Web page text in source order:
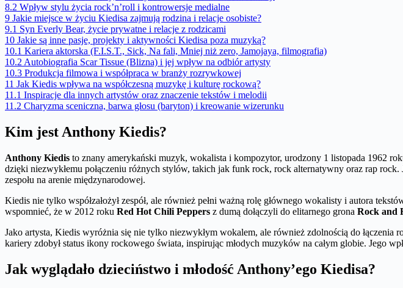
8.2 Wpływ stylu życia rock’n’roll i kontrowersje medialne
9 Jakie miejsce w życiu Kiedisa zajmują rodzina i relacje osobiste?
9.1 Syn Everly Bear, życie prywatne i relacje z rodzicami
10 Jakie są inne pasje, projekty i aktywności Kiedisa poza muzyką?
10.1 Kariera aktorska (F.I.S.T., Sick, Na fali, Mniej niż zero, Jamojaya, filmografia)
10.2 Autobiografia Scar Tissue (Blizna) i jej wpływ na odbiór artysty
10.3 Produkcja filmowa i współpraca w branży rozrywkowej
11 Jak Kiedis wpływa na współczesną muzykę i kulturę rockową?
11.1 Inspiracje dla innych artystów oraz znaczenie tekstów i melodii
11.2 Charyzma sceniczna, barwa głosu (baryton) i kreowanie wizerunku
Kim jest Anthony Kiedis?
Anthony Kiedis to znany amerykański muzyk, wokalista i kompozytor, urodzony 1 listopada 1962
dzięki niezwykłemu połączeniu różnych stylów, takich jak funk rock, rock alternatywny oraz rap
zespołu na arenie międzynarodowej.
Kiedis nie tylko współzałożył zespół, ale również pełni ważną rolę głównego wokalisty i autora
wspomnieć, że w 2012 roku Red Hot Chili Peppers z dumą dołączyli do elitarnego grona Rock and
Jako artysta, Kiedis wyróżnia się nie tylko niezwykłym wokalem, ale również zdolnością do
kariery zdobył status ikony rockowego świata, inspirując młodych muzyków na całym globie. Jego
Jak wyglądało dzieciństwo i młodość Anthony’ego Kiedisa?